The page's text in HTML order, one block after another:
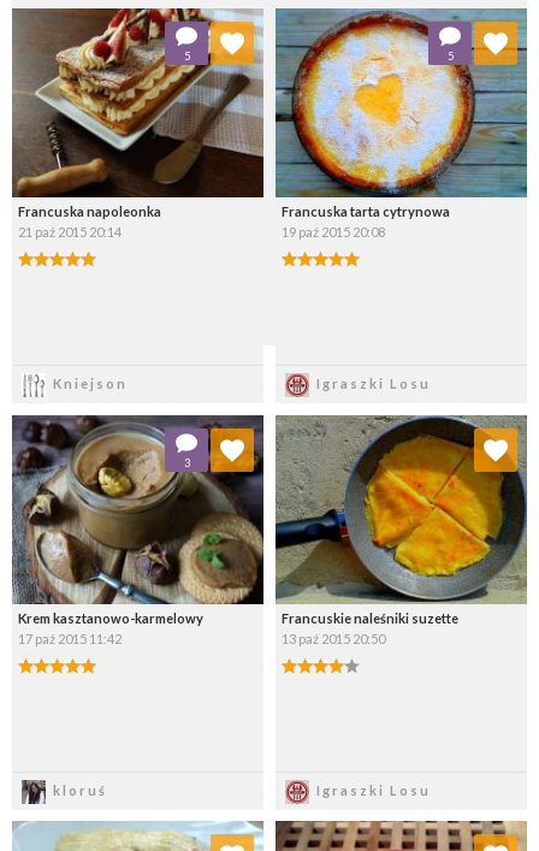
Francuska napoleonka
21 paź 2015 20:14
Kniejson
5
Dodaj do ulubionych
Wybierz listę:
Francuska tarta cytrynowa
19 paź 2015 20:08
Igraszki Losu
5
Dodaj do ulubionych
Wybierz listę:
Krem kasztanowo-karmelowy
17 paź 2015 11:42
kloruś
3
Dodaj do ulubionych
Wybierz listę:
Francuskie naleśniki suzette
13 paź 2015 20:50
Igraszki Losu
Dodaj do ulubionych
Wybierz listę:
Dodaj do ulubionych Dodaj do ulubionych